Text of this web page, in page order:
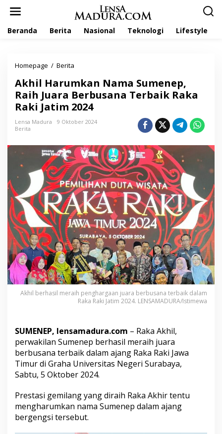
Beranda Berita Nasional Teknologi Lifestyle
Homepage / Berita
h
i
l
H
a
m
k
a
n
N
a
m
a
S
u
m
e
n
e
p
,
R
a
u
a
r
a
B
e
b
u
s
a
n
Akhil Harumkan Nama Sumenep,
Raih Juara Berbusana Terbaik Raka
Raki Jatim 2024
Lensa Madura
9 Oktober 2024
Berita
Akhil berhasil meraih penghargaan juara berbusana terbaik dalam
Raka Raki Jatim 2024. LENSAMADURA/Istimewa
SUMENEP, lensamadura.com – Raka Akhil,
perwakilan Sumenep berhasil meraih juara
berbusana terbaik dalam ajang Raka Raki Jawa
Timur di Graha Universitas Negeri Surabaya,
Sabtu, 5 Oktober 2024.
Prestasi gemilang yang diraih Raka Akhir tentu
mengharumkan nama Sumenep dalam ajang
bergengsi tersebut.